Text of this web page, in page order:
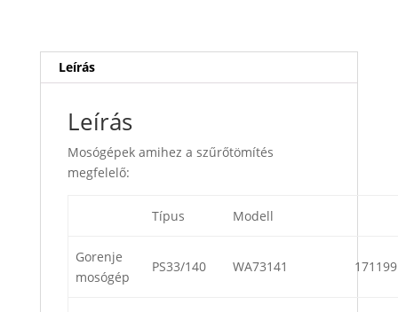
Leírás
Leírás
Mosógépek amihez a szűrőtömítés
megfelelő:
Típus Modell
Gorenje
mosógép
PS33/140 WA73141 171199